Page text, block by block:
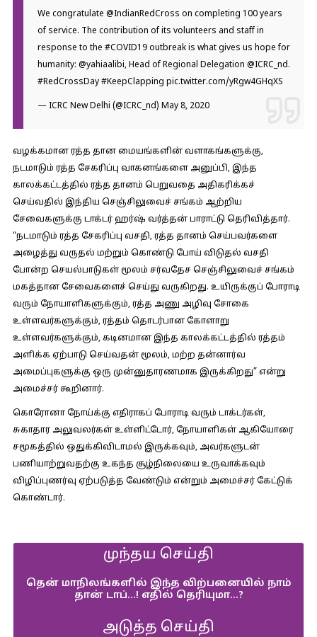
We congratulate @IndianRedCross on completing 100 years
of service. The contribution of its volunteers and staff in
response to the #COVID19outbreak is what gives us hope for
humanity: @yahiaalibi, Head of Regional Delegation @ICRC_nd.
#RedCrossDay #KeepClapping pic.twitter.com/yRgw4GHqXS
— ICRC New Delhi (@ICRC_nd) May 8, 2020
வழக்கமான ரத்த தான மையங்களின் வளாகங்களுக்கு,
நடமாடும் ரத்த சேகரிப்பு வாகனங்களை அனுப்பி, இந்த
காலக்கட்டத்தில் ரத்த தானம் பெறுவதை அதிகரிக்கச்
செய்வதில் இந்திய செஞ்சிலுவைச் சங்கம் ஆற்றிய
சேவைகளுக்கு டாக்டர் ஹர்ஷ் வர்த்தன் பாராட்டு தெரிவித்தார்.
“நடமாடும் ரத்த சேகரிப்பு வசதி, ரத்த தானம் செய்பவர்களை
அழைத்து வருதல் மற்றும் கொண்டு போய் விடுதல் வசதி
போன்ற செயல்பாடுகள் மூலம் சர்வதேச செஞ்சிலுவைச் சங்கம்
மகத்தான சேவைகளைச் செய்து வருகிறது. உயிருக்குப் போராடி
வரும் நோயாளிகளுக்கும், ரத்த அணு அழிவு சோகை
உள்ளவர்களுக்கும், ரத்தம் தொடர்பான கோளாறு
உள்ளவர்களுக்கும், கடினமான இந்த காலக்கட்டத்தில் ரத்தம்
அளிக்க ஏற்பாடு செய்வதன் மூலம், மற்ற தன்னார்வ
அமைப்புகளுக்கு ஒரு முன்னுதாரணமாக இருக்கிறது” என்று
அமைச்சர் கூறினார்.
கொரோனா நோய்க்கு எதிராகப் போராடி வரும் டாக்டர்கள்,
சுகாதார அலுவலர்கள் உள்ளிட்டோர், நோயாளிகள் ஆகியோரை
சமூகத்தில் ஒதுக்கிவிடாமல் இருக்கவும், அவர்களுடன்
பணியாற்றுவதற்கு உகந்த சூழ்நிலையை உருவாக்கவும்
விழிப்புணர்வு ஏற்படுத்த வேண்டும் என்றும் அமைச்சர் கேட்டுக்
கொண்டார்.
முந்தய செய்தி
தென் மாநிலங்களில் இந்த விற்பனையில் நாம்
தான் டாப்…! எதில் தெரியுமா…?
அடுத்த செய்தி